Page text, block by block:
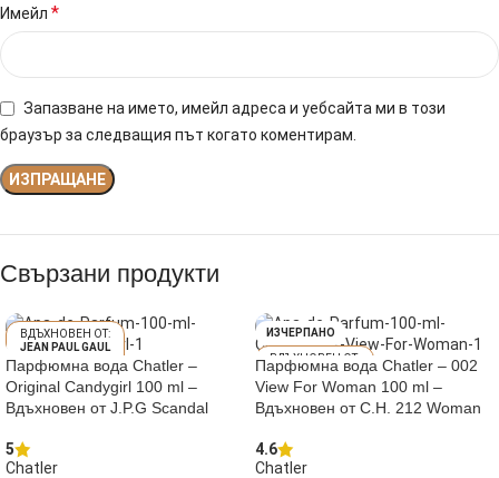
Имейл *
Запазване на името, имейл адреса и уебсайта ми в този
браузър за следващия път когато коментирам.
Свързани продукти
JEAN PAUL GAUL
TIER SCANDAL
Парфюмна вода Chatler –
Original Candygirl 100 ml –
Вдъхновен от J.P.G Scandal
5
Chatler
ИЗЧЕРПАНО
CAROLINA HERR
ERA 212 WOMAN
Парфюмна вода Chatler – 002
View For Woman 100 ml –
Вдъхновен от C.H. 212 Woman
4.6
Chatler